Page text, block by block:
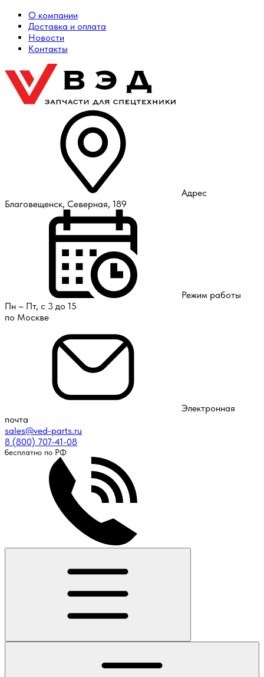
О компании
Доставка и оплата
Новости
Контакты
Адрес
Благовещенск, Северная, 189
Режим работы
Пн – Пт, с 3 до 15
по Москве
Электронная
почта
sales@ved-parts.ru
8 (800) 707-41-08
бесплатно по РФ